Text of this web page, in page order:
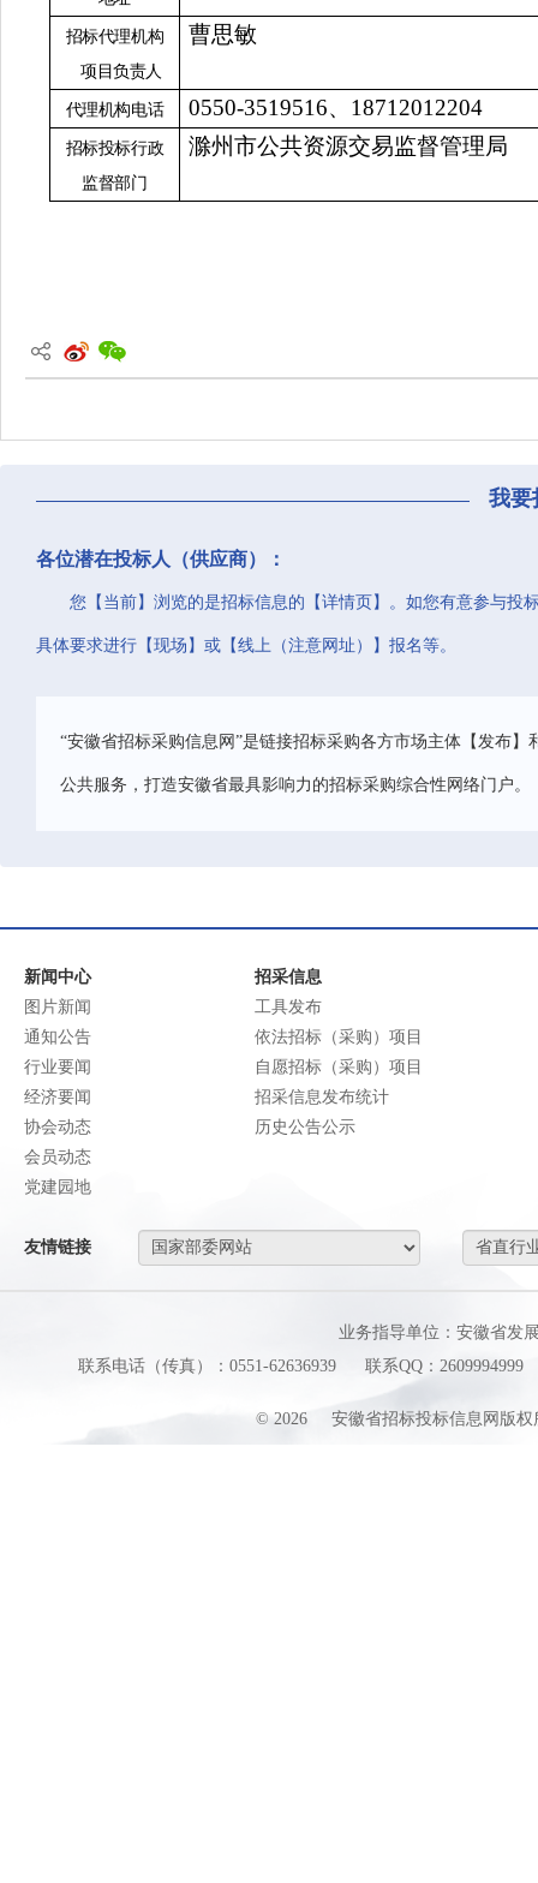
招标代理机构
项目负责人
曹思敏
代理机构电话 0550-3519516、18712012204
招标投标行政
监督部门
滁州市公共资源交易监督管理局
我要
各位潜在投标人（供应商）：
您【当前】浏览的是招标信息的【详情页】。如您有意参与投
具体要求进行【现场】或【线上（注意网址）】报名等。
“安徽省招标采购信息网”是链接招标采购各方市场主体【发布
公共服务，打造安徽省最具影响力的招标采购综合性网络门户。
新闻中心
图片新闻
通知公告
行业要闻
经济要闻
协会动态
会员动态
党建园地
招采信息
工具发布
依法招标（采购）项目
自愿招标（采购）项目
招采信息发布统计
历史公告公示
友情链接
业务指导单位：安徽省发
联系电话（传真）：0551-62636939
联系QQ：2609994999
© 2026 安徽省招标投标信息网版